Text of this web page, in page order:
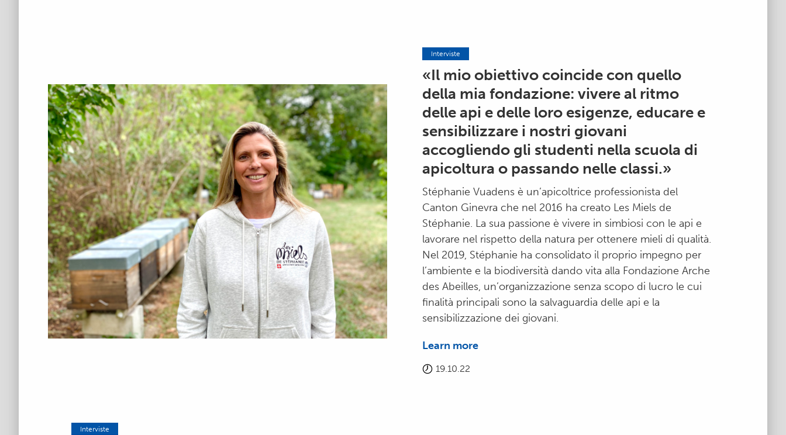
Interviste
«Il mio obiettivo coincide con quello
della mia fondazione: vivere al ritmo
delle api e delle loro esigenze, educare e
sensibilizzare i nostri giovani
accogliendo gli studenti nella scuola di
apicoltura o passando nelle classi.»
Stéphanie Vuadens è un’apicoltrice professionista del
Canton Ginevra che nel 2016 ha creato Les Miels de
Stéphanie. La sua passione è vivere in simbiosi con le api e
lavorare nel rispetto della natura per ottenere mieli di qualità.
Nel 2019, Stéphanie ha consolidato il proprio impegno per
l’ambiente e la biodiversità dando vita alla Fondazione Arche
des Abeilles, un’organizzazione senza scopo di lucro le cui
finalità principali sono la salvaguardia delle api e la
sensibilizzazione dei giovani.
Learn more
19.10.22
Interviste